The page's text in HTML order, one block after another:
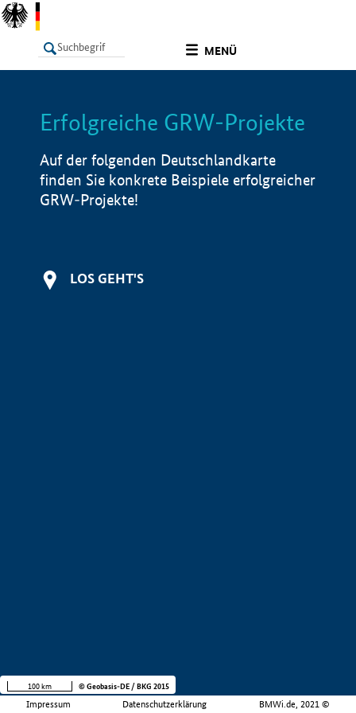
MENÜ
LISTE Info
Erfolgreiche GRW-Projekte
Auf der folgenden Deutschlandkarte
finden Sie konkrete Beispiele erfolgreicher
GRW-Projekte!
LOS GEHT'S
Impressum Datenschutzerklärung BMWi.de, 2021 ©
100 km © Geobasis-DE / BKG 2015